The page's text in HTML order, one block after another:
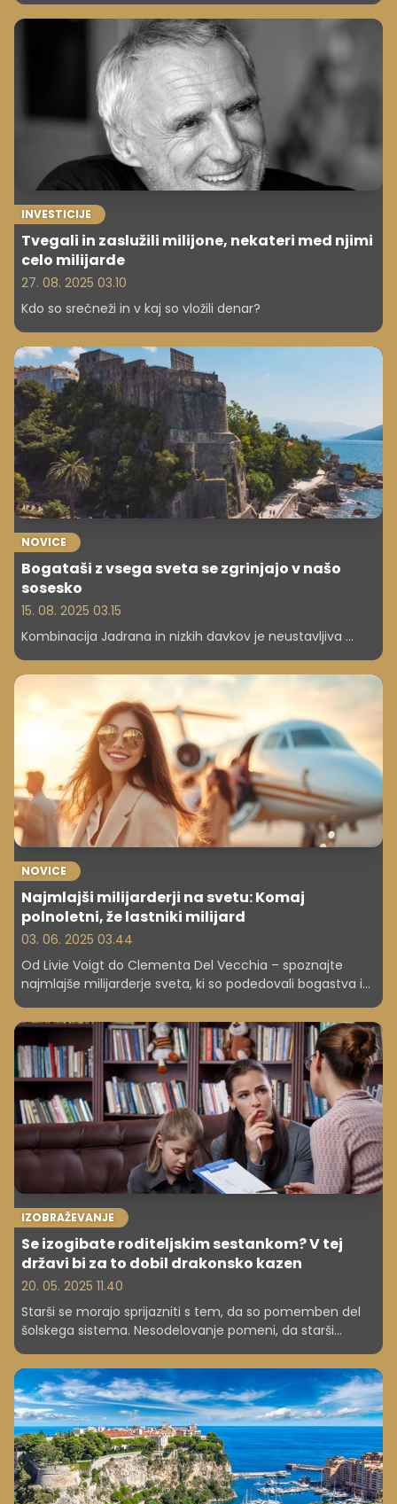
ničesar. Njegova filozofija temelji na samostojnosti,
trdem delu in osebni rasti – trend, ki ga vse pogosteje
sprejemajo tudi drugi svetovno znani bogataši, kot so
Daniel Craig, Jackie Chan in Ashton Kutcher.
INVESTICIJE
Tvegali in zaslužili milijone, nekateri med njimi
celo milijarde
27. 08. 2025 03.10
Kdo so srečneži in v kaj so vložili denar?
NOVICE
Bogataši z vsega sveta se zgrinjajo v našo
sosesko
15. 08. 2025 03.15
Kombinacija Jadrana in nizkih davkov je neustavljiva ...
NOVICE
Najmlajši milijarderji na svetu: Komaj
polnoletni, že lastniki milijard
03. 06. 2025 03.44
Od Livie Voigt do Clementa Del Vecchia – spoznajte
najmlajše milijarderje sveta, ki so podedovali bogastva in
IZOBRAŽEVANJE
Se izogibate roditeljskim sestankom? V tej
državi bi za to dobil drakonsko kazen
20. 05. 2025 11.40
Starši se morajo sprijazniti s tem, da so pomemben del
šolskega sistema. Nesodelovanje pomeni, da starši
strinjate?